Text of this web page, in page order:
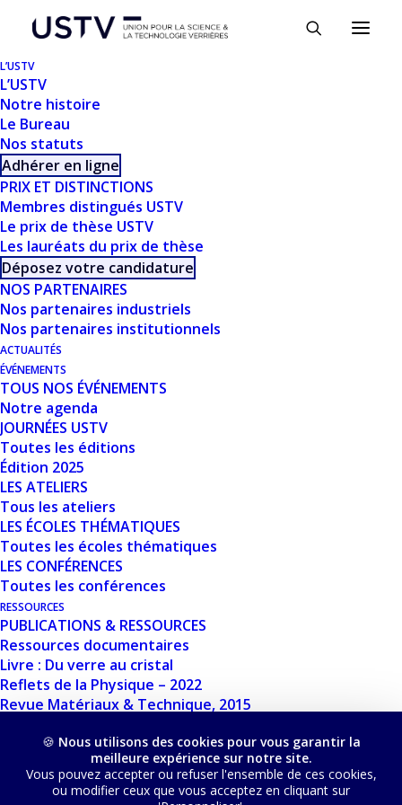
L’USTV
L’USTV
Notre histoire
Le Bureau
Nos statuts
Adhérer en ligne
PRIX ET DISTINCTIONS
Membres distingués USTV
Le prix de thèse USTV
Les lauréats du prix de thèse
Déposez votre candidature
NOS PARTENAIRES
Nos partenaires industriels
Nos partenaires institutionnels
ACTUALITÉS
ÉVÉNEMENTS
TOUS NOS ÉVÉNEMENTS
Notre agenda
JOURNÉES USTV
Toutes les éditions
Édition 2025
LES ATELIERS
Tous les ateliers
LES ÉCOLES THÉMATIQUES
Toutes les écoles thématiques
LES CONFÉRENCES
Toutes les conférences
RESSOURCES
PUBLICATIONS & RESSOURCES
Ressources documentaires
Livre : Du verre au cristal
Reflets de la Physique – 2022
Revue Matériaux & Technique, 2015
GLASS EUROPE
Lire le magazine en ligne
VOTRE THÈSE À BIEN
ÉTÉ ENVOYÉE
C’EST ENVOYÉ !
Votre thèse à bien été envoyée à l’USTV. Merci de
l’avoir partagée !
Elle va être vérifiée par notre équipe et publiée
sur ce site dès que possible.
TERMINER
🍪 Nous utilisons des cookies pour vous garantir la
meilleure expérience sur notre site.
Vous pouvez accepter ou refuser l'ensemble de ces cookies,
ou modifier ceux que vous acceptez en cliquant sur